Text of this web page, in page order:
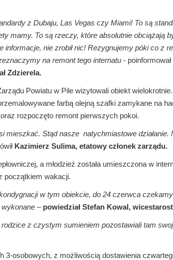
z Dubaju, Las Vegas czy Miami! To są
mamy. To są rzeczy, które absolutnie obciążają
informacje, nie zrobił nic! Rezygnujemy póki co z
na remont tego internatu -
Zdzierela.
Powiatu w Pile wizytowali obiekt
farbą olejną szafki zamykane na
rozpoczęto remont pierwszych pokoi.
mieszkać. Stąd nasze natychmiastowe
Kazimierz Sulima, etatowy członek zarządu.
a młodzież została umieszczona w
początkiem wakacji.
w tym obiekcie, do 24 czerwca
– powiedział Stefan Kowal,
z czystym sumieniem pozostawiali tam
3-osobowych, z możliwością dostawienia